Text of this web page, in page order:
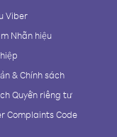
Viber
Nhãn hiệu
& Chính sách
Quyền riêng tư
Complaints Code